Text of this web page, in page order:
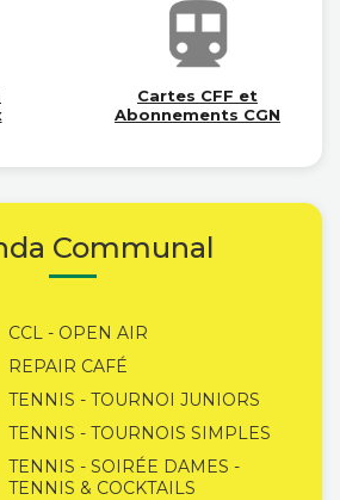
Cartes CFF et
Abonnements CGN
Communal
CCL - OPEN AIR
REPAIR CAFÉ
TENNIS - TOURNOI JUNIORS
TENNIS - TOURNOIS SIMPLES
TENNIS - SOIRÉE DAMES -
TENNIS & COCKTAILS